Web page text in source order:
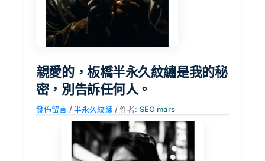
親愛的，板橋半永久紋繡是我的秘
密，別告訴任何人。
發佈留言 /半永久紋繡/ 作者: SEO mars